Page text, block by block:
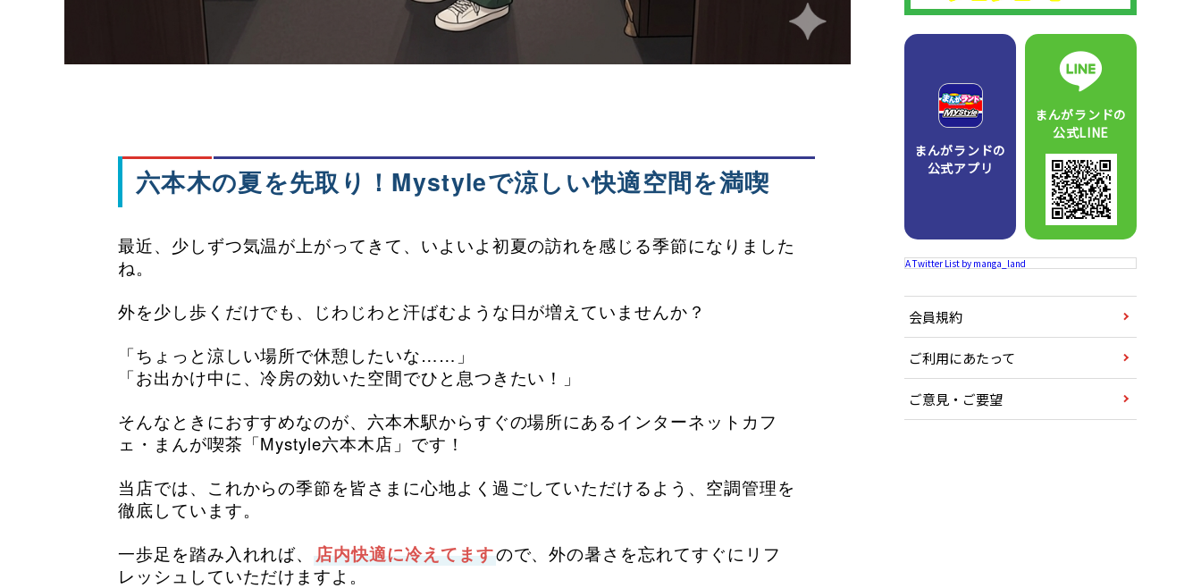
六本木の夏を先取り！Mystyleで涼しい快適空間を満喫
最近、少しずつ気温が上がってきて、いよいよ初夏の訪れを感じる季節になりました
ね。
外を少し歩くだけでも、じわじわと汗ばむような日が増えていませんか？
「ちょっと涼しい場所で休憩したいな……」
「お出かけ中に、冷房の効いた空間でひと息つきたい！」
そんなときにおすすめなのが、六本木駅からすぐの場所にあるインターネットカフ
ェ・まんが喫茶「Mystyle六本木店」です！
当店では、これからの季節を皆さまに心地よく過ごしていただけるよう、空調管理を
徹底しています。
一歩足を踏み入れれば、
店内快適に冷えてますので、外の暑さを忘れてすぐにリフ
レッシュしていただけますよ。
まんがランドの
公式アプリ
まんがランドの
公式LINE
A Twitter List by manga_land
会員規約
ご利用にあたって
ご意見・ご要望